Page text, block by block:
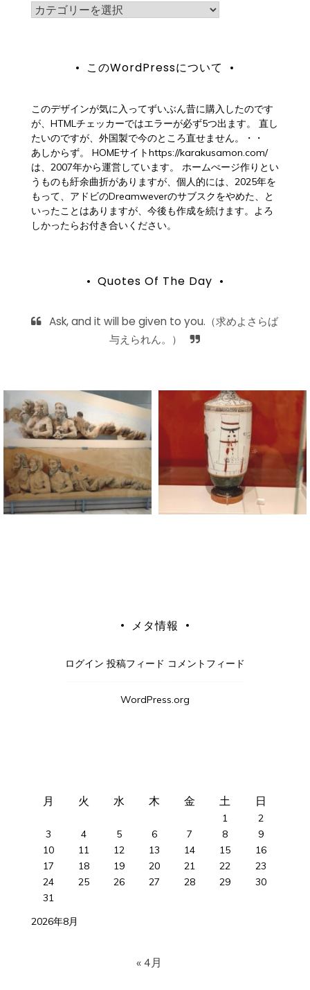
カ
このWordPressについて
このデザインが気に入ってずいぶん昔に購入したのです
が、HTMLチェッカーではエラーが必ず5つ出ます。 直し
たいのですが、外国製で今のところ直せません。・・
あしからず。 HOMEサイトhttps://karakusamon.com/
は、2007年から運営しています。 ホームぺージ作りとい
うものも紆余曲折がありますが、個人的には、2025年を
もって、アドビのDreamweverのサブスクをやめた、と
いったことはありますが、今後も作成を続けます。よろ
しかったらお付き合いください。
Quotes Of The Day
Ask, and it will be given to you.（求めよさらば
与えられん。）
メタ情報
ログイン 投稿フィード コメントフィード
WordPress.org
2026年8月
月 火 水 木 金 土 日
1
2
3
4 5 6 7 8
9
10
11 12 13 14 15
16
17
18 19 20 21 22
23
24
25 26 27 28 29
30
31
« 4月